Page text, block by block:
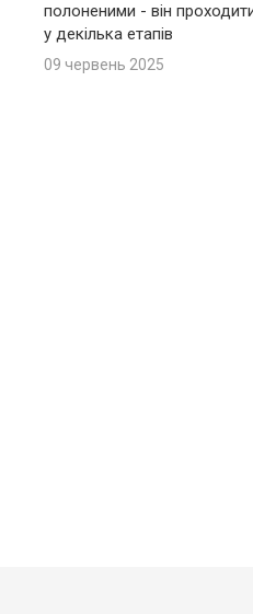
полоненими - він
у декілька етапів
09 червень 2025